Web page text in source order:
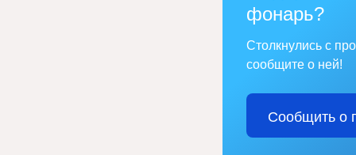
фонарь?
Столкнулись с
сообщите о ней!
Сообщить о